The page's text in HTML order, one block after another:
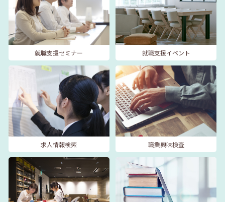
就職支援セミナー 就職支援イベント
求人情報検索 職業興味検査